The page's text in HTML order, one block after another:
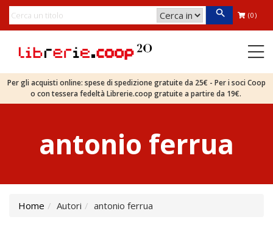
(0)
Per gli acquisti online: spese di spedizione gratuite da 25€ - Per i soci Coop
o con tessera fedeltà Librerie.coop gratuite a partire da 19€.
antonio ferrua
Home Autori antonio ferrua